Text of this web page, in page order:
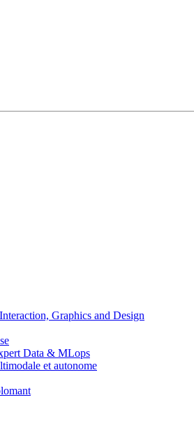
Graphics and Design
Data & MLops
et autonome